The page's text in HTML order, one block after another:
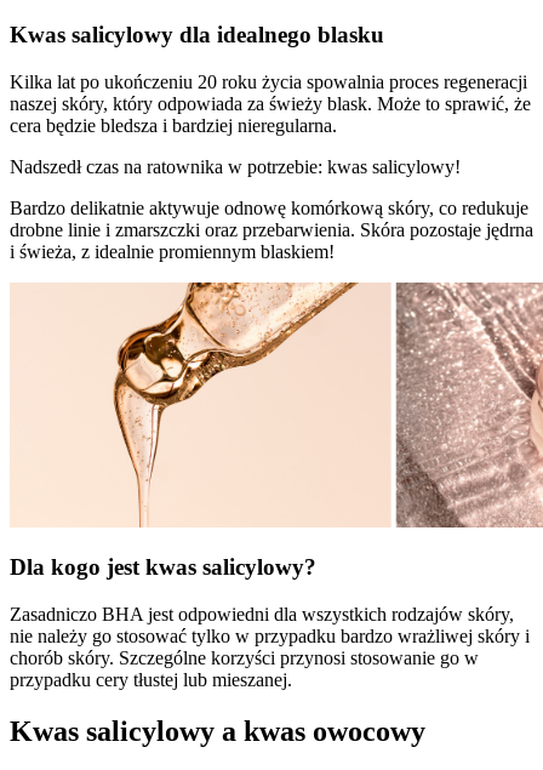
Kwas salicylowy dla idealnego blasku
Kilka lat po ukończeniu 20 roku życia spowalnia proces regeneracji
naszej skóry, który odpowiada za świeży blask. Może to sprawić, że
cera będzie bledsza i bardziej nieregularna.
Nadszedł czas na ratownika w potrzebie: kwas salicylowy!
Bardzo delikatnie aktywuje odnowę komórkową skóry, co redukuje
drobne linie i zmarszczki oraz przebarwienia. Skóra pozostaje jędrna
i świeża, z idealnie promiennym blaskiem!
Dla kogo jest kwas salicylowy?
Zasadniczo BHA jest odpowiedni dla wszystkich rodzajów skóry,
nie należy go stosować tylko w przypadku bardzo wrażliwej skóry i
chorób skóry. Szczególne korzyści przynosi stosowanie go w
przypadku cery tłustej lub mieszanej.
Kwas salicylowy a kwas owocowy